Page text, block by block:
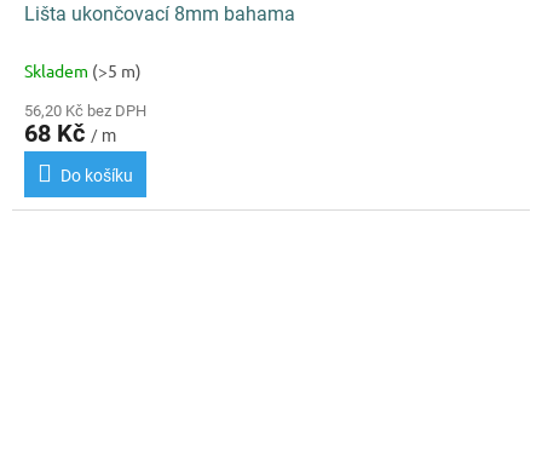
Lišta ukončovací 8mm bahama
Skladem (>5 m)
56,20 Kč bez DPH
68 Kč / m
Do košíku